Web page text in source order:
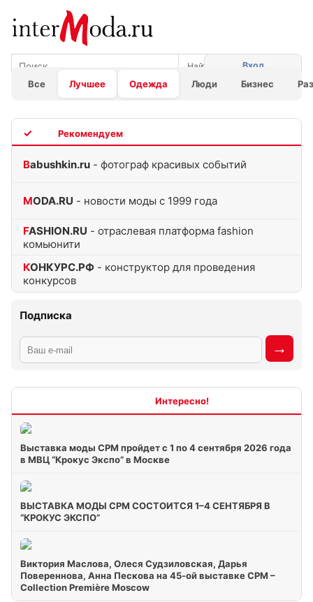
Все Лучшее Одежда Люди Бизнес
Вход
Babushkin.ru - фотограф красивых событий
MODA.RU - новости моды с 1999 года
FASHION.RU - отраслевая платформа fashion
комьюнити
КОНКУРС.РФ - конструктор для проведения
конкурсов
Подписка
Выставка моды CPM пройдет с 1 по 4 сентября 2026 года
в МВЦ “Крокус Экспо” в Москве
ВЫСТАВКА МОДЫ CPM СОСТОИТСЯ 1–4 СЕНТЯБРЯ В
“КРОКУС ЭКСПО”
Виктория Маслова, Олеся Судзиловская, Дарья
Повереннова, Анна Пескова на 45-ой выставке CPM –
Collection Première Moscow